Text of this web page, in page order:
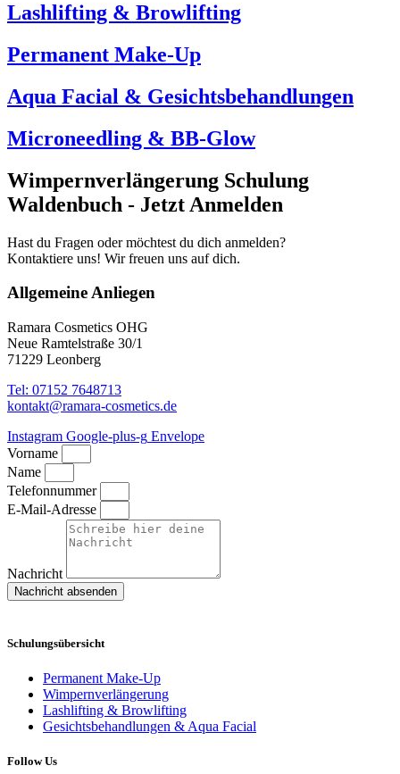
Lashlifting & Browlifting
Permanent Make-Up
Aqua Facial & Gesichtsbehandlungen
Microneedling & BB-Glow
Wimpernverlängerung Schulung
Waldenbuch - Jetzt Anmelden
Hast du Fragen oder möchtest du dich anmelden?
Kontaktiere uns! Wir freuen uns auf dich.
Allgemeine Anliegen
Ramara Cosmetics OHG
Neue Ramtelstraße 30/1
71229 Leonberg
Tel: 07152 7648713
kontakt@ramara-cosmetics.de
Instagram Google-plus-g Envelope
Vorname
Name
Telefonnummer
E-Mail-Adresse
Nachricht
Nachricht absenden
Schulungsübersicht
Permanent Make-Up
Wimpernverlängerung
Lashlifting & Browlifting
Gesichtsbehandlungen & Aqua Facial
Follow Us